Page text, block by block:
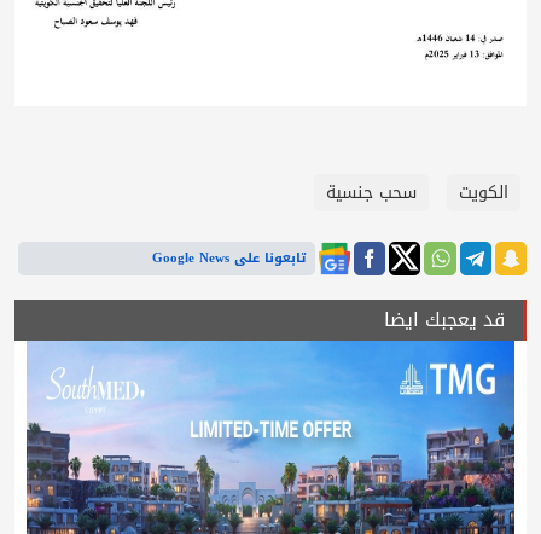
الكويت سحب جنسية
تابعونا على Google News
قد يعجبك ايضا